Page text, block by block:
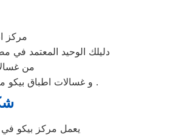
مركز
دليلك الوحيد المعتمد في
من
و غسالات اطباق بيكو مصر و الميكروويف و البوتجازات و الديب فريزر المبردات .
يعمل مركز بيكو في المنوفية لمدة 15